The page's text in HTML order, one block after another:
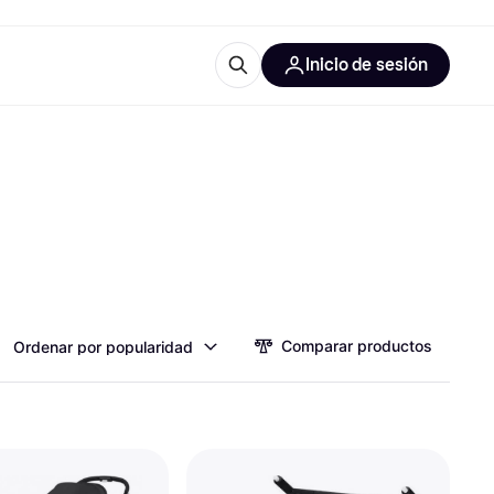
las categorías
Inicio de sesión
Ordenar por popularidad Comparar productos